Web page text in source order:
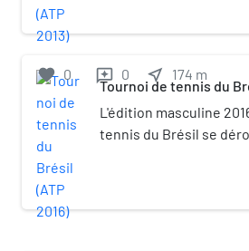
Foz de Iguaçu Rio
Alegre
Alexander Peya et
en double.
favorite 0 reviews 0 near_me 174 m
Tournoi de tennis du
L'édition masculine
tennis du Brésil se